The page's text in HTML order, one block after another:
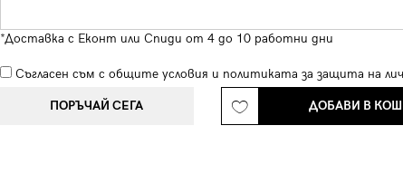
*Доставка с Еконт или Спиди от 4 до 10 работни дни
Съгласен съм с общите условия и политиката за защита на
ПОРЪЧАЙ СЕГА ДОБАВИ В